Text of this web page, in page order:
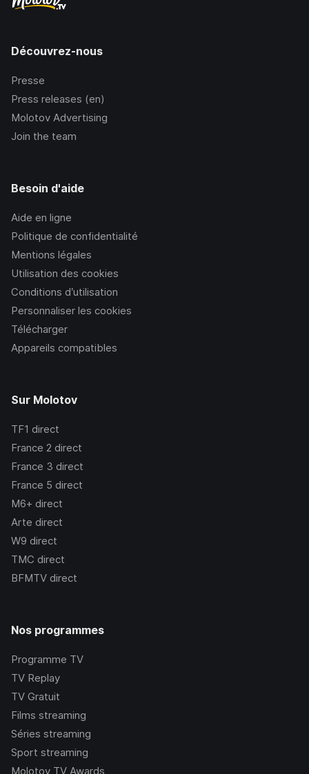
Découvrez-nous
Presse
Press releases (en)
Molotov Advertising
Join the team
Besoin d'aide
Aide en ligne
Politique de confidentialité
Mentions légales
Utilisation des cookies
Conditions d’utilisation
Personnaliser les cookies
Télécharger
Appareils compatibles
Sur Molotov
TF1 direct
France 2 direct
France 3 direct
France 5 direct
M6+ direct
Arte direct
W9 direct
TMC direct
BFMTV direct
Nos programmes
Programme TV
TV Replay
TV Gratuit
Films streaming
Séries streaming
Sport streaming
Molotov TV Awards